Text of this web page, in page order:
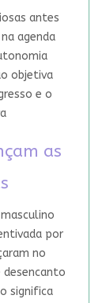
antes
agenda
objetiva
e o
as
por
no
desencanto
significa